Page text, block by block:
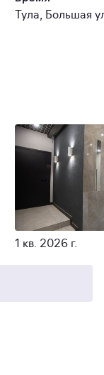
Тула, Большая
1 кв. 2026 г.